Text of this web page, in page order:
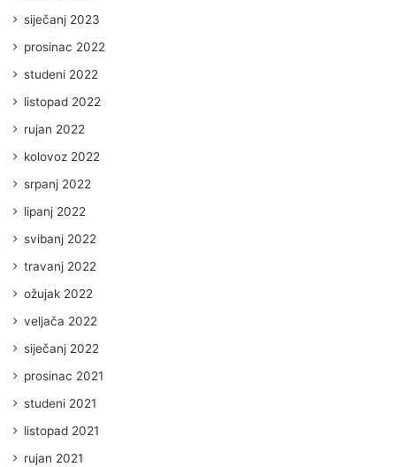
siječanj 2023
prosinac 2022
studeni 2022
listopad 2022
rujan 2022
kolovoz 2022
srpanj 2022
lipanj 2022
svibanj 2022
travanj 2022
ožujak 2022
veljača 2022
siječanj 2022
prosinac 2021
studeni 2021
listopad 2021
rujan 2021